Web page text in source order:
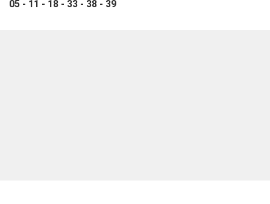
05 - 11 - 18 - 33 - 38 - 39